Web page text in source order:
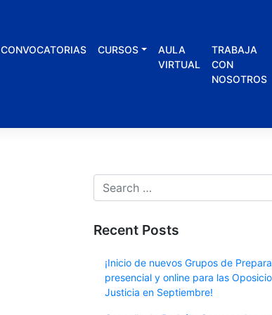
CONVOCATORIAS CURSOS
AULA
VIRTUAL
TRABAJA
CON
NOSOTROS
Recent Posts
¡Inicio de nuevos Grupos de
presencial y online para las
Justicia en Septiembre!